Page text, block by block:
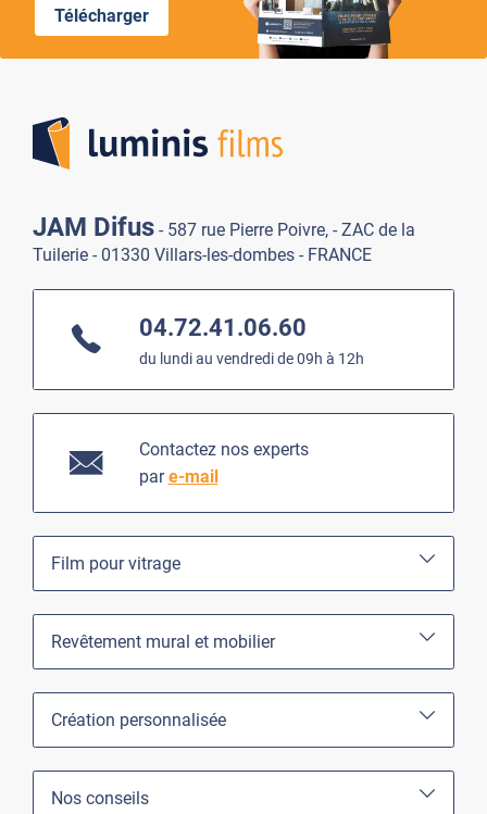
Télécharger
JAM Difus - 587 rue Pierre Poivre, - ZAC de la
Tuilerie - 01330 Villars-les-dombes - FRANCE
04.72.41.06.60
du lundi au vendredi de 09h à 12h
Contactez nos experts
pare-mail
Film pour vitrage
Revêtement mural et mobilier
Création personnalisée
Nos conseils